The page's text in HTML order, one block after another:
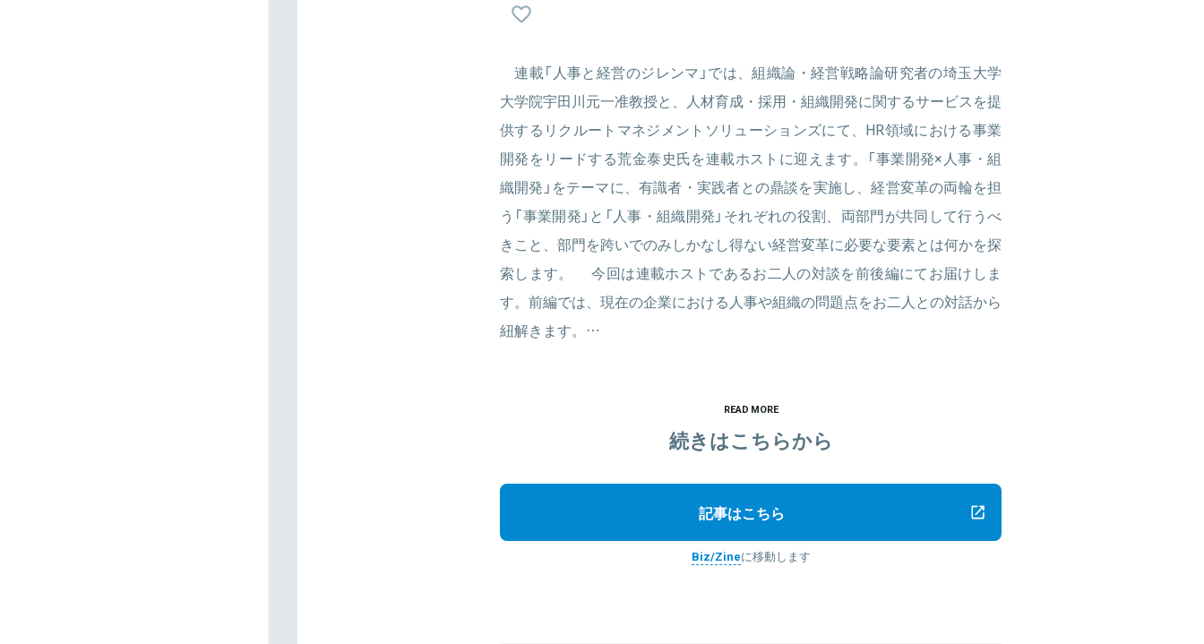
連載「人事と経営のジレンマ」では、組織論・経営戦略論研究者の埼玉大学
大学院宇田川元一准教授と、人材育成・採用・組織開発に関するサービスを提
供するリクルートマネジメントソリューションズにて、HR領域における事業
開発をリードする荒金泰史氏を連載ホストに迎えます。「事業開発×人事・組
織開発」をテーマに、有識者・実践者との鼎談を実施し、経営変革の両輪を担
う「事業開発」と「人事・組織開発」それぞれの役割、両部門が共同して行うべ
きこと、部門を跨いでのみしかなし得ない経営変革に必要な要素とは何かを探
索します。 今回は連載ホストであるお二人の対談を前後編にてお届けしま
す。前編では、現在の企業における人事や組織の問題点をお二人との対話から
紐解きます。…
READ MORE
続きはこちらから
記事はこちら
Biz/Zineに移動します